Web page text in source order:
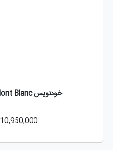
خودنویس Mont Blanc مدل 149M
10,950,000